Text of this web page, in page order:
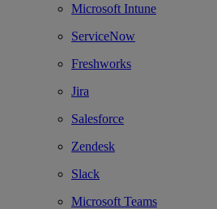
Microsoft Intune
ServiceNow
Freshworks
Jira
Salesforce
Zendesk
Slack
Microsoft Teams